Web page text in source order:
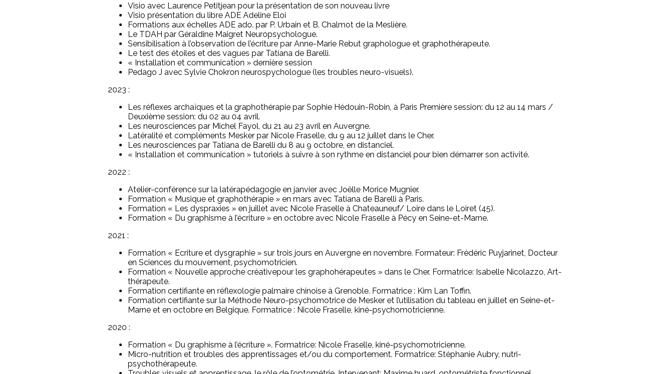
Visio avec Laurence Petitjean pour la présentation de son nouveau livre
Visio présentation du libre ADE Adeline Eloi
Formations aux échelles ADE ado. par P. Urbain et B. Chalmot de la Meslière.
Le TDAH par Géraldine Maigret Neuropsychologue.
Sensibilisation à l’observation de l’écriture par Anne-Marie Rebut graphologue et graphothérapeute.
Le test des étoiles et des vagues par Tatiana de Barelli.
« Installation et communication » dernière session
Pedago J avec Sylvie Chokron neurospychologue (les troubles neuro-visuels).
2023 :
Les réflexes archaïques et la graphothérapie par Sophie Hédouin-Robin, à Paris Première session: du 12 au 14 mars /
Deuxième session: du 02 au 04 avril.
Les neurosciences par Michel Fayol, du 21 au 23 avril en Auvergne.
Latéralité et compléments Mesker par Nicole Fraselle, du 9 au 12 juillet dans le Cher.
Les neurosciences par Tatiana de Barelli du 8 au 9 octobre, en distanciel.
« Installation et communication » tutoriels à suivre à son rythme en distanciel pour bien démarrer son activité.
2022 :
Atelier-conférence sur la latérapédagogie en janvier avec Joëlle Morice Mugnier.
Formation « Musique et graphothérapie » en mars avec Tatiana de Barelli à Paris.
Formation « Les dyspraxies » en juillet avec Nicole Fraselle à Chateauneuf/ Loire dans le Loiret (45).
Formation « Du graphisme à l’écriture » en octobre avec Nicole Fraselle à Pécy en Seine-et-Marne.
2021 :
Formation « Ecriture et dysgraphie » sur trois jours en Auvergne en novembre. Formateur: Frédéric Puyjarinet, Docteur
en Sciences du mouvement, psychomotricien.
Formation « Nouvelle approche créativepour les graphohérapeutes » dans le Cher. Formatrice: Isabelle Nicolazzo, Art-
thérapeute.
Formation certifiante en réflexologie palmaire chinoise à Grenoble. Formatrice : Kim Lan Toffin.
Formation certifiante sur la Méthode Neuro-psychomotrice de Mesker et l’utilisation du tableau en juillet en Seine-et-
Marne et en octobre en Belgique. Formatrice : Nicole Fraselle, kiné-psychomotricienne.
2020 :
Formation « Du graphisme à l’écriture ». Formatrice: Nicole Fraselle, kiné-psychomotricienne.
Micro-nutrition et troubles des apprentissages et/ou du comportement. Formatrice: Stéphanie Aubry, nutri-
psychothérapeute.